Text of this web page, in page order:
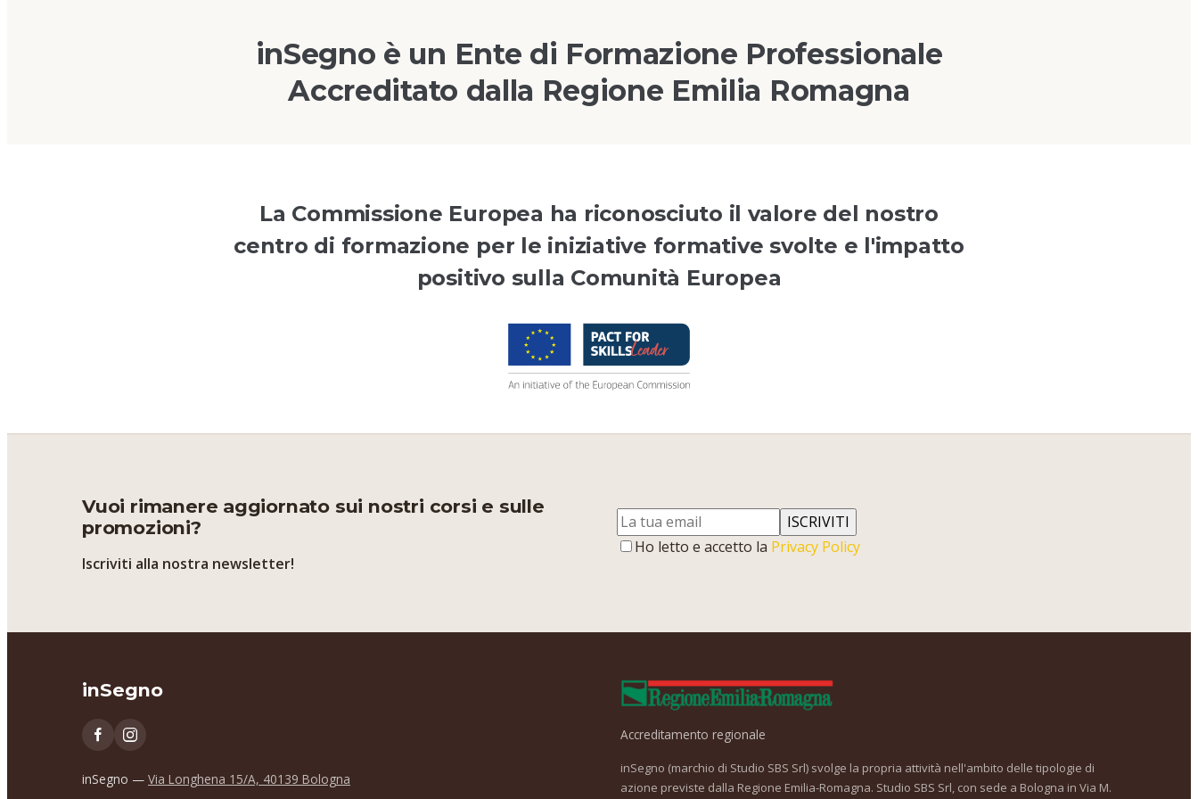
inSegno è un Ente di Formazione Professionale
Accreditato dalla Regione Emilia Romagna
La Commissione Europea ha riconosciuto il valore del nostro
centro di formazione per le iniziative formative svolte e l'impatto
positivo sulla Comunità Europea
Vuoi rimanere aggiornato sui nostri corsi e sulle
promozioni?
Iscriviti alla nostra newsletter!
ISCRIVITI
Ho letto e accetto la Privacy Policy
inSegno
inSegno — Via Longhena 15/A, 40139 Bologna
Accreditamento regionale
inSegno (marchio di Studio SBS Srl) svolge la propria attività nell'ambito delle tipologie di
azione previste dalla Regione Emilia-Romagna. Studio SBS Srl, con sede a Bologna in Via M.